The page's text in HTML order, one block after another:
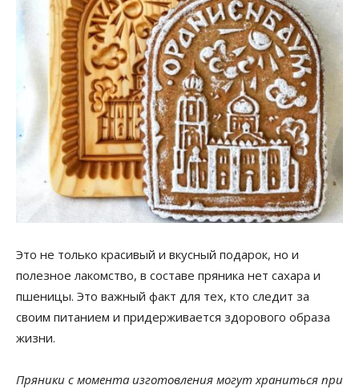
Это не только красивый и вкусный подарок, но и
полезное лакомство, в составе пряника нет сахара и
пшеницы. Это важный факт для тех, кто следит за
своим питанием и придерживается здорового образа
жизни.
Пряники с момента изготовления могут храниться при